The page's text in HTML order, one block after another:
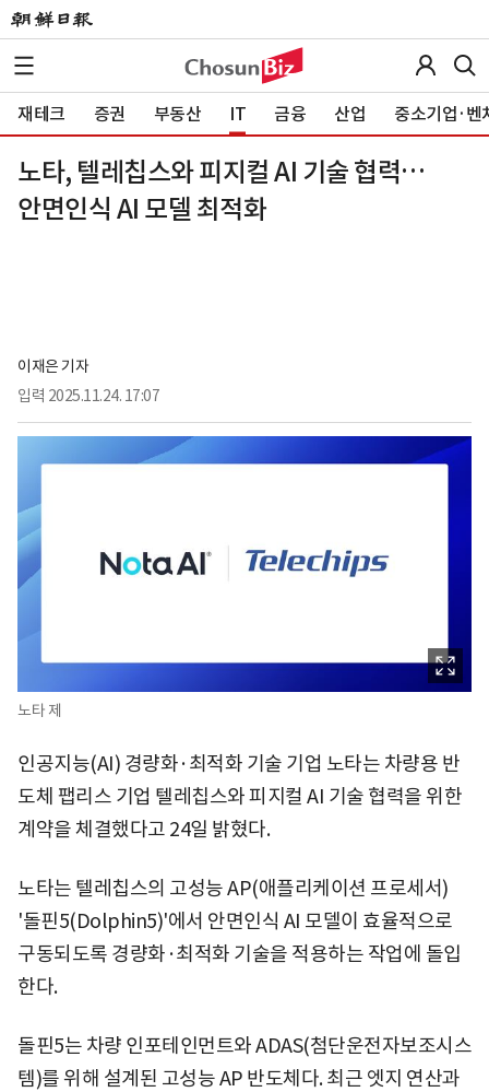
재테크 증권 부동산 IT 금융 산업 중소기업·벤
노타, 텔레칩스와 피지컬 AI 기술 협력…
안면인식 AI 모델 최적화
이재은 기자
입력 2025.11.24. 17:07
노타 제
인공지능(AI) 경량화·최적화 기술 기업 노타는 차량용 반
도체 팹리스 기업 텔레칩스와 피지컬 AI 기술 협력을 위한
계약을 체결했다고 24일 밝혔다.
노타는 텔레칩스의 고성능 AP(애플리케이션 프로세서)
'돌핀5(Dolphin5)'에서 안면인식 AI 모델이 효율적으로
구동되도록 경량화·최적화 기술을 적용하는 작업에 돌입
한다.
돌핀5는 차량 인포테인먼트와 ADAS(첨단운전자보조시스
템)를 위해 설계된 고성능 AP 반도체다. 최근 엣지 연산과